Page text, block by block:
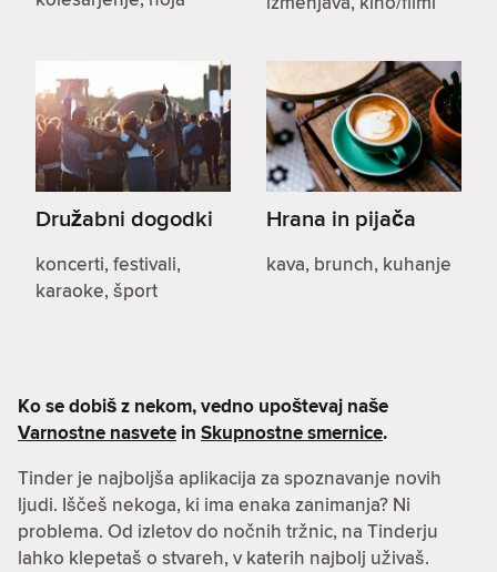
Družabni dogodki
koncerti, festivali,
karaoke, šport
Hrana in pijača
kava, brunch, kuhanje
Ko se dobiš z nekom, vedno upoštevaj naše
Varnostne nasvete in Skupnostne smernice.
Tinder je najboljša aplikacija za spoznavanje novih
ljudi. Iščeš nekoga, ki ima enaka zanimanja? Ni
problema. Od izletov do nočnih tržnic, na Tinderju
lahko klepetaš o stvareh, v katerih najbolj uživaš.